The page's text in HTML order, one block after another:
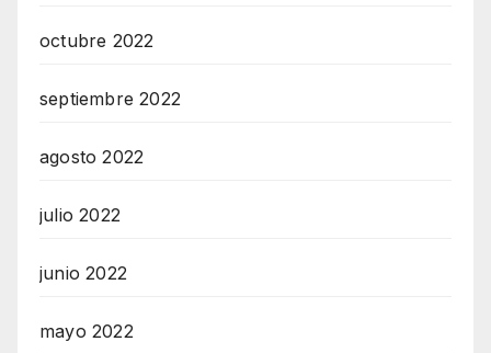
octubre 2022
septiembre 2022
agosto 2022
julio 2022
junio 2022
mayo 2022